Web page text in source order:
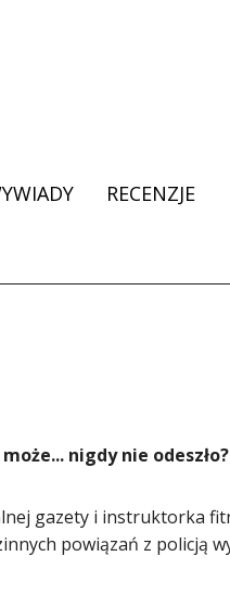
RECENZJE
nigdy nie odeszło?
gazety i instruktorka
powiązań z policją